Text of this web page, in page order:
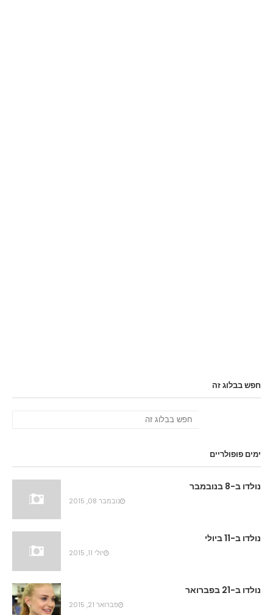
חפש בבלוג זה
ימים פופולריים
נולדו ב-8 בנובמבר
נובמבר 08, 2015
נולדו ב-11 ביולי
יולי 11, 2015
נולדו ב-21 בפברואר
פברואר 21, 2015